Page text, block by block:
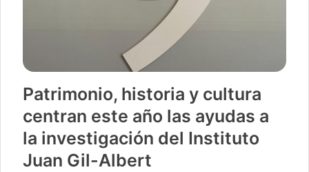
Patrimonio, historia y cultura
centran este año las ayudas a
la investigación del Instituto
Juan Gil-Albert